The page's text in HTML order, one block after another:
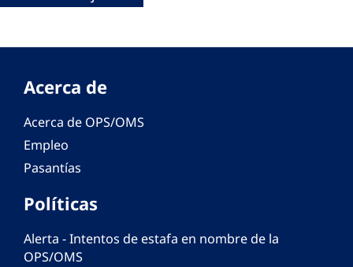
Acerca de
Acerca de OPS/OMS
Empleo
Pasantías
Políticas
Alerta - Intentos de estafa en nombre de la
OPS/OMS